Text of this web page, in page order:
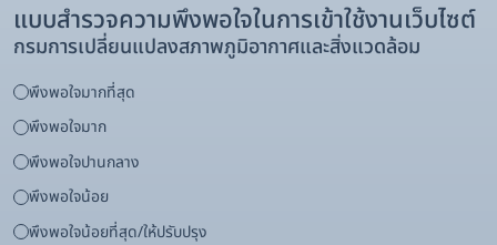
แบบสำรวจความพึงพอใจในการเข้าใช้งานเว็บไซต์
กรมการเปลี่ยนแปลงสภาพภูมิอากาศและสิ่งแวดล้อม
พึงพอใจมากที่สุด
พึงพอใจมาก
พึงพอใจปานกลาง
พึงพอใจน้อย
พึงพอใจน้อยที่สุด/ให้ปรับปรุง